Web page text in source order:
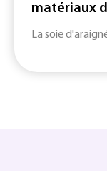
matériaux
La soie